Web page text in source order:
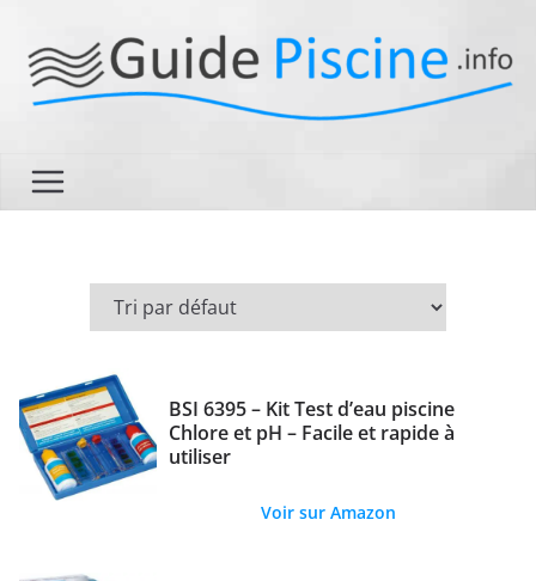
contenu
BSI 6395 – Kit Test d’eau piscine
Chlore et pH – Facile et rapide à
utiliser
Voir sur Amazon